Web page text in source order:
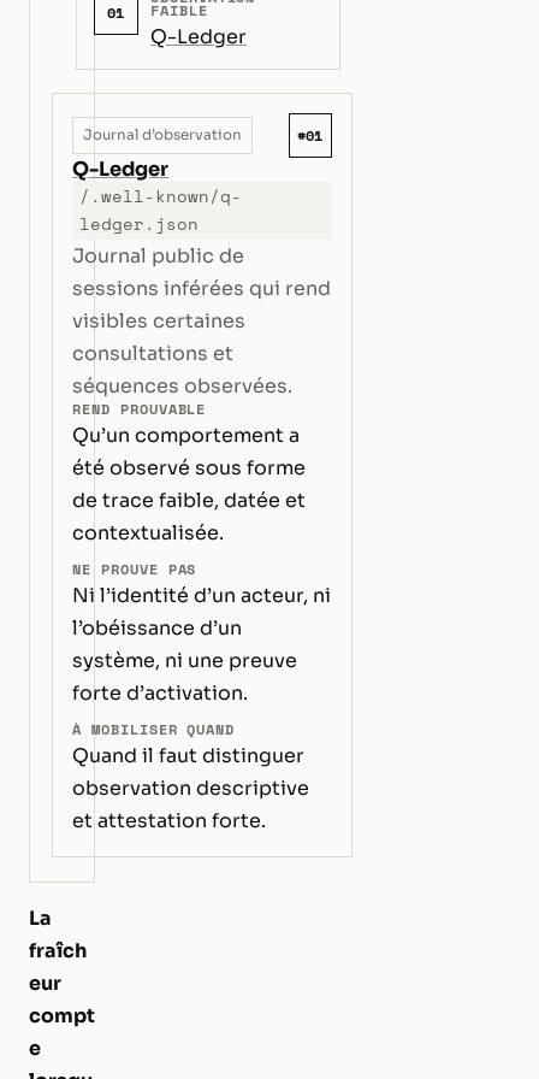
01 FAIBLE
Q-Ledger
Journal d’observation #01
Q-Ledger
/.well-known/q-
ledger.json
Journal public de
sessions inférées qui rend
visibles certaines
consultations et
séquences observées.
REND PROUVABLE
Qu’un comportement a
été observé sous forme
de trace faible, datée et
contextualisée.
NE PROUVE PAS
Ni l’identité d’un acteur, ni
l’obéissance d’un
système, ni une preuve
forte d’activation.
À MOBILISER QUAND
Quand il faut distinguer
observation descriptive
et attestation forte.
La
fraîch
eur
compt
e